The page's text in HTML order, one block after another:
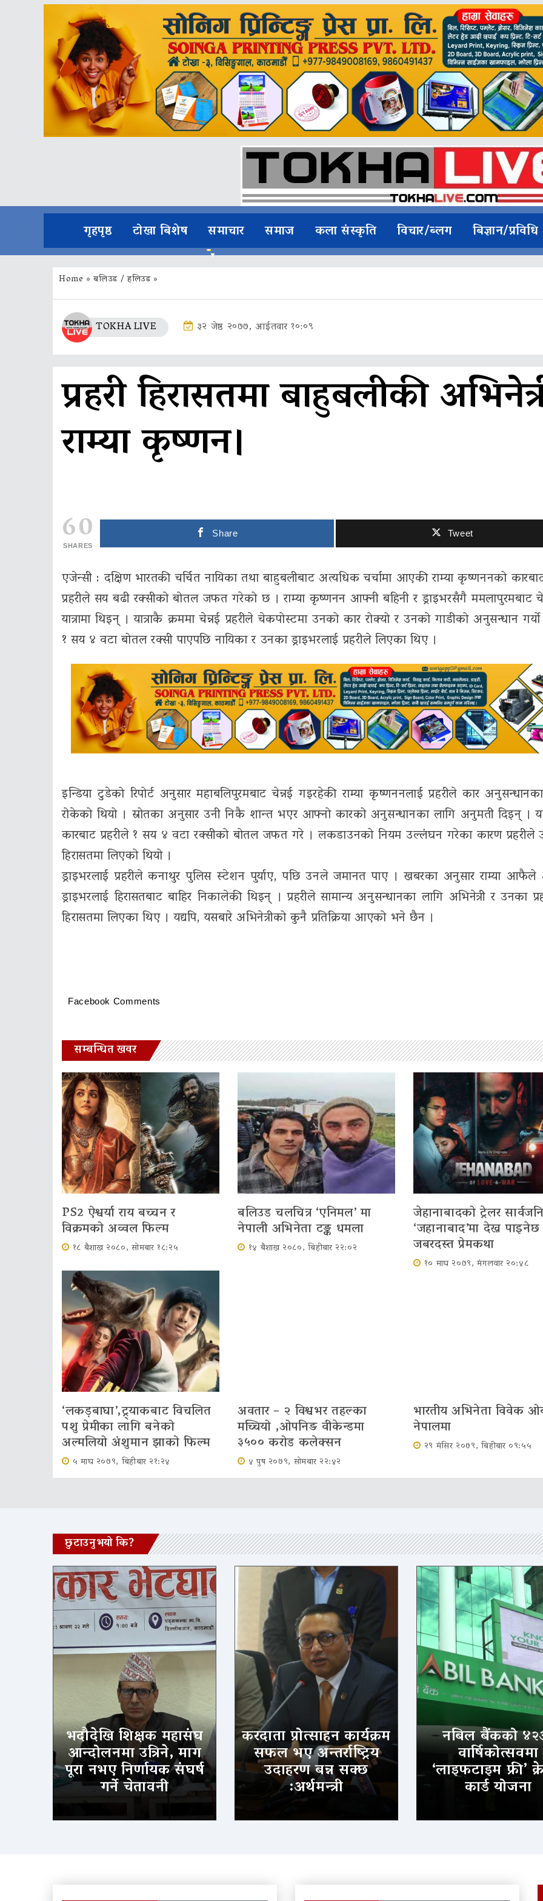
गृहपृष्ठ टोखा बिशेष समाचार समाज कला संस्कृति विचार/ब्लग बिज्ञान/प्रविधि
Home »बलिउड / हलिउड »
TOKHA LIVE ३२ जेष्ठ २०७७, आईतवार १०:०९
प्रहरी हिरासतमा बाहुबलीकी
राम्या कृष्णन।
60
SHARES
Share Tweet
एजेन्सी : दक्षिण भारतकी चर्चित नायिका तथा बाहुबलीबाट अत्यधिक चर्चामा आएकी राम्या कृष्णननको
प्रहरीले सय बढी रक्सीको बोतल जफत गरेको छ । राम्या कृष्णनन आफ्नी बहिनी र ड्राइभरसँगै ममलापुरमबाट
यात्रामा थिइन् । यात्राकै क्रममा चेन्नई प्रहरीले चेकपोस्टमा उनको कार रोक्यो र उनको गाडीको अनुसन्धान
१ सय ४ वटा बोतल रक्सी पाएपछि नायिका र उनका ड्राइभरलाई प्रहरीले लिएका थिए ।
इन्डिया टुडेको रिपोर्ट अनुसार महाबलिपुरमबाट चेन्नई गइरहेकी राम्या कृष्णननलाई प्रहरीले कार
रोकेको थियो । स्रोतका अनुसार उनी निकै शान्त भएर आफ्नो कारको अनुसन्धानका लागि अनुमती दिइन् ।
कारबाट प्रहरीले १ सय ४ वटा रक्सीको बोतल जफत गरे । लकडाउनको नियम उल्लंघन गरेका कारण प्रहरीले
हिरासतमा लिएको थियो ।
ड्राइभरलाई प्रहरीले कनाथुर पुलिस स्टेशन पुर्याए, पछि उनले जमानत पाए । खबरका अनुसार राम्या
ड्राइभरलाई हिरासतबाट बाहिर निकालेकी थिइन् । प्रहरीले सामान्य अनुसन्धानका लागि अभिनेत्री र उनका
हिरासतमा लिएका थिए । यद्यपि, यसबारे अभिनेत्रीको कुनै प्रतिक्रिया आएको भने छैन ।
Facebook Comments
सम्बन्धित खवर
PS2 ऐश्वर्या राय बच्चन र
विक्रमको अव्वल फिल्म
१८ बैशाख २०८०, सोमबार १८:२५
बलिउड चलचित्र ‘एनिमल’ मा
नेपाली अभिनेता टङ्क धमला
१४ बैशाख २०८०, बिहीबार २२:०२
जेहानाबादको ट्रेलर
‘जहानाबाद’मा देख्न पाइनेछ
जबरदस्त प्रेमकथा
१० माघ २०७९, मंगलवार २०:४८
‘लकड़बाघा’,ट्र्याकबाट विचलित
पशु प्रेमीका लागि बनेको
अल्मलियो अंशुमान झाको फिल्म
५ माघ २०७९, बिहीबार २१:२४
अवतार – २ विश्वभर तहल्का
मच्चियो ,ओपनिङ वीकेन्डमा
३५०० करोड कलेक्सन
४ पुष २०७९, सोमबार २२:४२
भारतीय अभिनेता विवेक
नेपालमा
२९ मंसिर २०७९, बिहीबार ०९:५५
छुटाउनुभयो कि?
भदौदेखि शिक्षक महासंघ
आन्दोलनमा उत्रिने, माग
पूरा नभए निर्णायक संघर्ष
गर्ने चेतावनी
करदाता प्रोत्साहन कार्यक्रम
सफल भए अन्तर्राष्ट्रिय
उदाहरण बन्न सक्छ
:अर्थमन्त्री
नबिल बैंकको
वार्षिकोत्सवमा
‘लाइफटाइम फ्री’
कार्ड योजना